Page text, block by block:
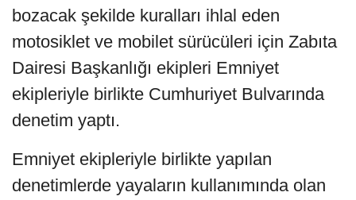
bozacak şekilde kuralları ihlal eden
motosiklet ve mobilet sürücüleri için Zabıta
Dairesi Başkanlığı ekipleri Emniyet
ekipleriyle birlikte Cumhuriyet Bulvarında
denetim yaptı.
Emniyet ekipleriyle birlikte yapılan
denetimlerde yayaların kullanımında olan